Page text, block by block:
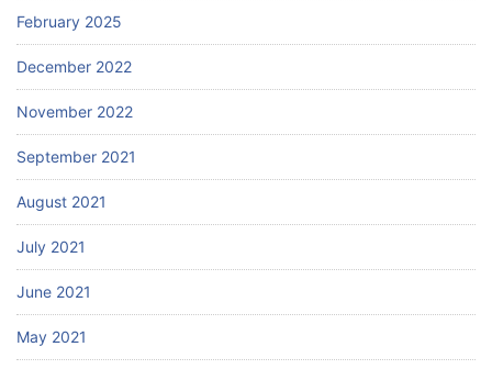
February 2025
December 2022
November 2022
September 2021
August 2021
July 2021
June 2021
May 2021